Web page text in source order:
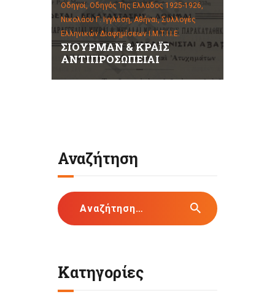
Οδηγοί, Οδηγός Της Ελλάδος 1925-1926,
Νικολάου Γ. Ιγγλέση, Αθήναι,Συλλογές
Ελληνικών Διαφημίσεων Ι.Μ.Τ.Ι.Ι.Ε.
ΣΙΟΥΡΜΑΝ & ΚΡΑΪΣ
ΑΝΤΙΠΡΟΣΩΠΕΙΑΙ
Αναζήτηση
Αναζήτηση
για:
Κατηγορίες